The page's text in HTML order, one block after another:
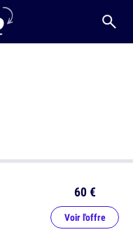
60 €
Voir l'offre